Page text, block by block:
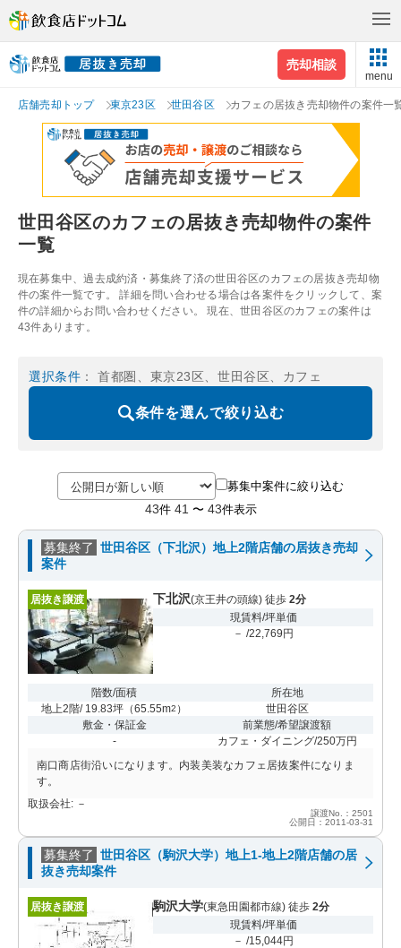
売却相談
menu
店舗売却トップ 東京23区 世田谷区 カフェの居抜き売却物件の案件一
世田谷区のカフェの居抜き売却物件の案件
一覧
現在募集中、過去成約済・募集終了済の世田谷区のカフェの居抜き売却物
件の案件一覧です。 詳細を問い合わせる場合は各案件をクリックして、案
件の詳細からお問い合わせください。 現在、世田谷区のカフェの案件は
43件あります。
選択条件 ： 首都圏、東京23区、世田谷区、カフェ
条件を選んで絞り込む
募集中案件に絞り込む
43件 41 〜 43件表示
募集終了 世田谷区（下北沢）地上2階店舗の居抜き売却
案件
居抜き譲渡 下北沢(京王井の頭線) 徒歩 2分
現賃料/坪単価
－ /22,769円
階数/面積
地上2階/ 19.83坪 （65.55m2 ）
所在地
世田谷区
敷金・保証金
-
前業態/希望譲渡額
カフェ・ダイニング/250万円
南口商店街沿いになります。内装美装なカフェ居抜案件になりま
す。
取扱会社: －
譲渡No.：2501
公開日：2011-03-31
募集終了 世田谷区（駒沢大学）地上1-地上2階店舗の居
抜き売却案件
居抜き譲渡 駒沢大学(東急田園都市線) 徒歩 2分
現賃料/坪単価
－ /15,044円